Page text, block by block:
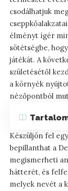
csodálhatjuk
élményt ígér
sötétségbe,
játékát. A
születésétől
a környék
nézőpontból
Készüljön fel
bepillanthat a
megismerheti
hátterét, és
melyek nevét a